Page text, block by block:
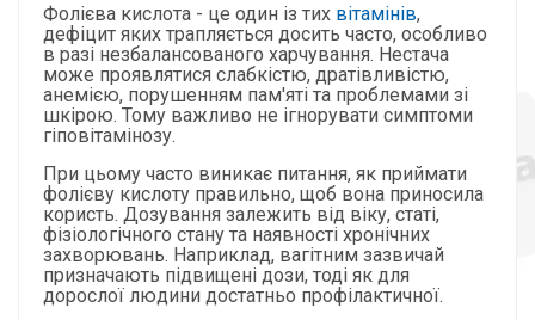
Фолієва кислота - це один із тих вітамінів,
дефіцит яких трапляється досить часто, особливо
в разі незбалансованого харчування. Нестача
може проявлятися слабкістю, дратівливістю,
анемією, порушенням пам'яті та проблемами зі
шкірою. Тому важливо не ігнорувати симптоми
гіповітамінозу.
При цьому часто виникає питання, як приймати
фолієву кислоту правильно, щоб вона приносила
користь. Дозування залежить від віку, статі,
фізіологічного стану та наявності хронічних
захворювань. Наприклад, вагітним зазвичай
призначають підвищені дози, тоді як для
дорослої людини достатньо профілактичної.